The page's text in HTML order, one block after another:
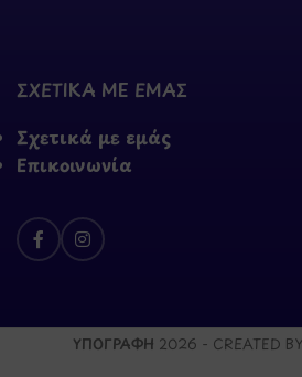
ΣΧΕΤΙΚΑ ΜΕ ΕΜΑΣ
Σχετικά με εμάς
Επικοινωνία
ΥΠΟΓΡΑΦΗ 2026 - CREATED BY